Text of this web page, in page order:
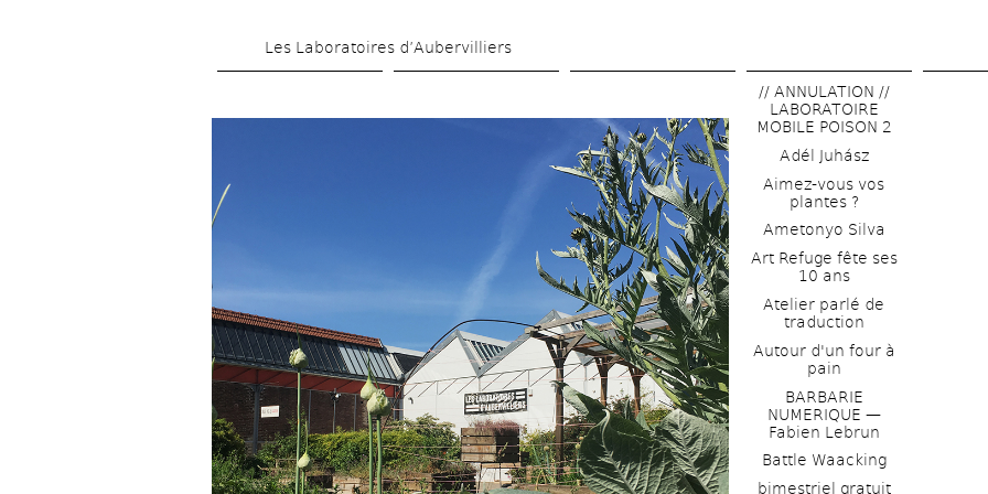
main
Les Laboratoires d’Aubervilliers
// ANNULATION //
LABORATOIRE
MOBILE POISON 2
Adél Juhász
Aimez-vous vos
plantes ?
Ametonyo Silva
Art Refuge fête ses
10 ans
Atelier parlé de
traduction
Autour d'un four à
pain
BARBARIE
NUMERIQUE —
Fabien Lebrun
Battle Waacking
bimestriel gratuit